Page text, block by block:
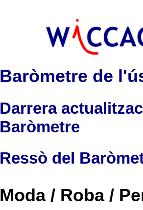
Baròmetre de
Darrera
Baròmetre
Ressò del
Moda / Roba /